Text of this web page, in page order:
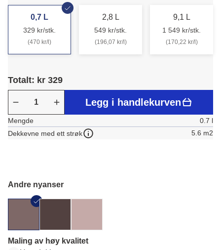
0,7 L
329 kr/stk.
(470 kr/l)
2,8 L
549 kr/stk.
(196,07 kr/l)
9,1 L
1 549 kr/stk.
(170,22 kr/l)
Totalt: kr 329
Legg i handlekurven
Mengde
0.7 l
Dekkevne med ett strøk
5.6 m2
Andre nyanser
Maling av høy kvalitet